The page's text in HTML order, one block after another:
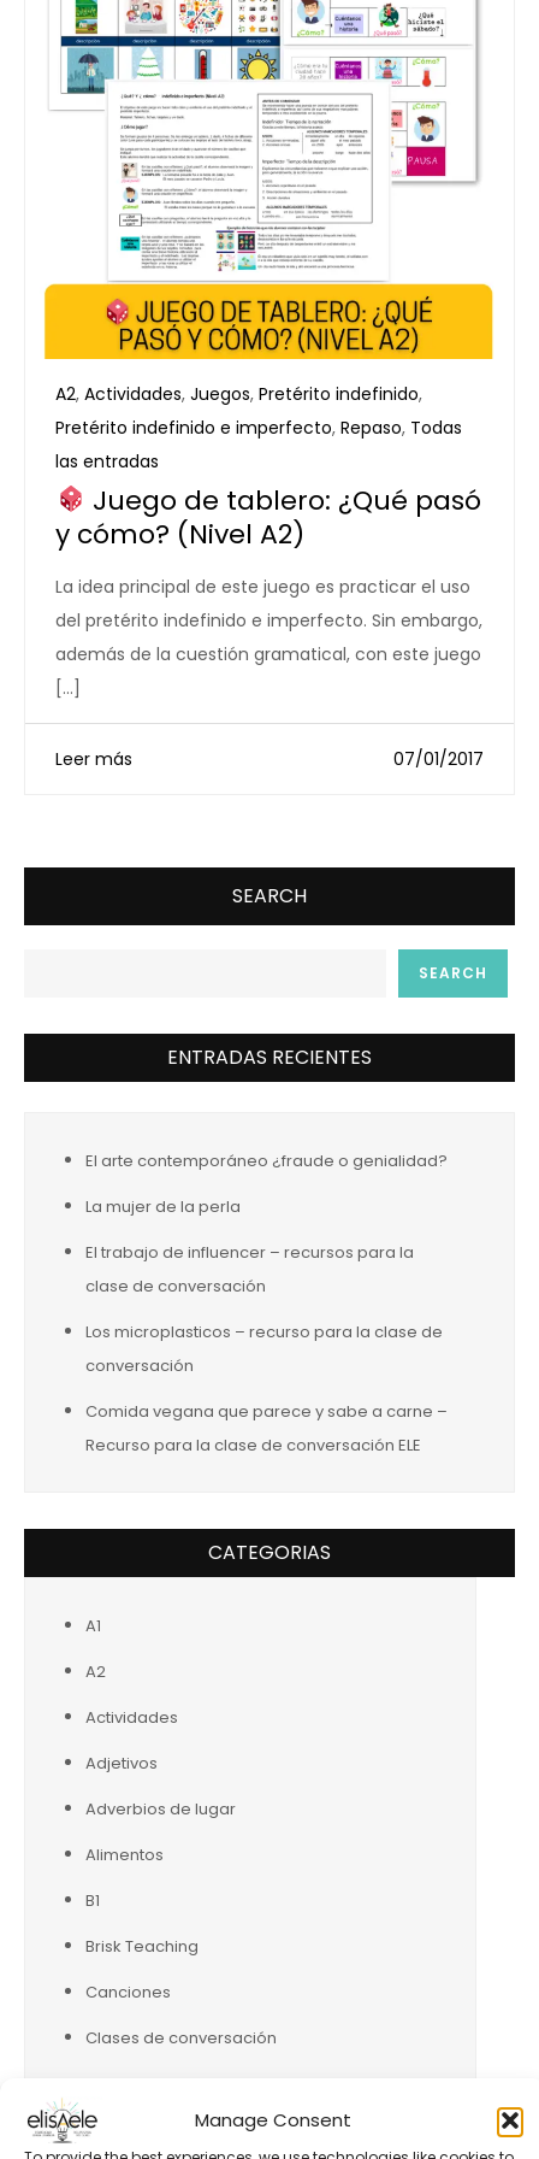
Manage Consent
A2, Actividades, Juegos, Pretérito indefinido,
Pretérito indefinido e imperfecto, Repaso, Todas
las entradas
Juego de tablero: ¿Qué pasó
y cómo? (Nivel A2)
La idea principal de este juego es practicar el uso
del pretérito indefinido e imperfecto. Sin embargo,
además de la cuestión gramatical, con este juego
[…]
Leer más 07/01/2017
SEARCH
SEARCH
ENTRADAS RECIENTES
El arte contemporáneo ¿fraude o genialidad?
La mujer de la perla
El trabajo de influencer – recursos para la
clase de conversación
Los microplasticos – recurso para la clase de
conversación
Comida vegana que parece y sabe a carne –
Recurso para la clase de conversación ELE
CATEGORIAS
A1
A2
Actividades
Adjetivos
Adverbios de lugar
Alimentos
B1
Brisk Teaching
Canciones
Clases de conversación
Conjugación verbos presente (indicativo)